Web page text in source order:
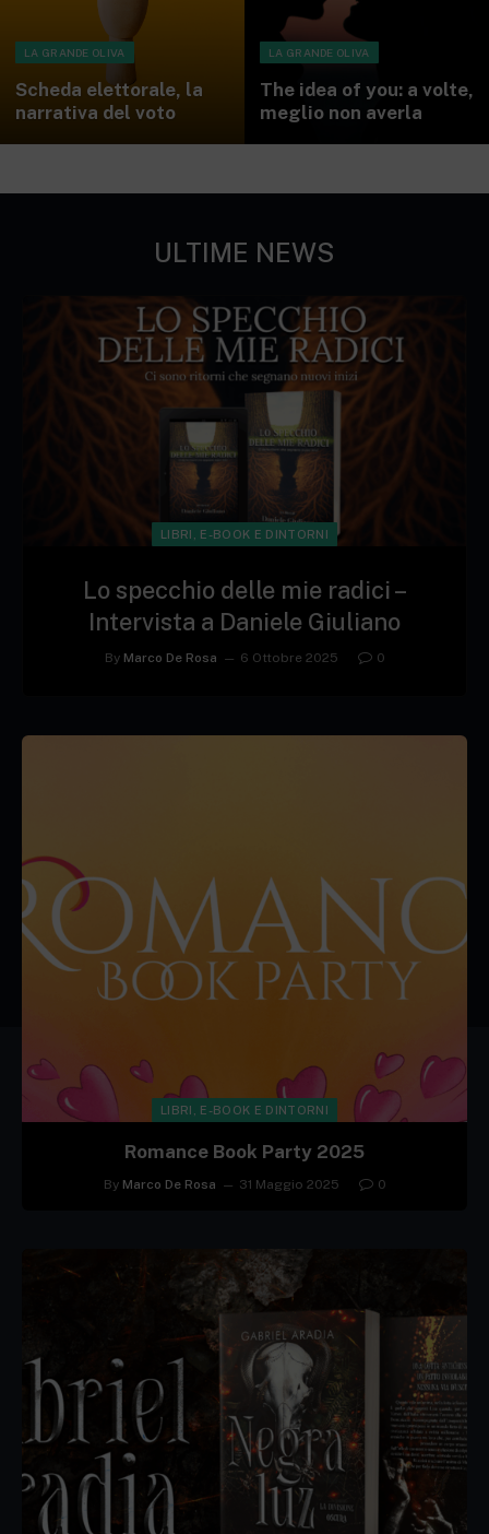
LA GRANDE OLIVA
Scheda elettorale, la
narrativa del voto
LA GRANDE OLIVA
The idea of you: a volte,
meglio non averla
ULTIME NEWS
LIBRI, E-BOOK E DINTORNI
Lo specchio delle mie radici –
Intervista a Daniele Giuliano
By Marco De Rosa 6 Ottobre 2025 0
LIBRI, E-BOOK E DINTORNI
Romance Book Party 2025
By Marco De Rosa 31 Maggio 2025 0